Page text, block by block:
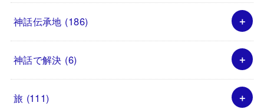
神話伝承地 (186)
神話で解決 (6)
旅 (111)